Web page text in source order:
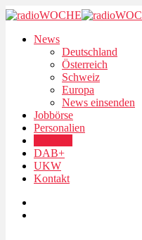
News
Deutschland
Österreich
Schweiz
Europa
News einsenden
Jobbörse
Personalien
DAB+
UKW
Kontakt